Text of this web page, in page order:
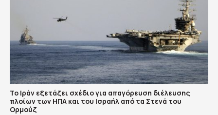
Το Ιράν εξετάζει σχέδιο για απαγόρευση διέλευσης
πλοίων των ΗΠΑ και του Ισραήλ από τα Στενά του
Ορμούζ